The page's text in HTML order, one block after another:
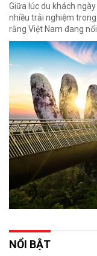
Giữa lúc du khách
nhiều trải nghiệm
rằng Việt Nam đang
NỔI BẬT